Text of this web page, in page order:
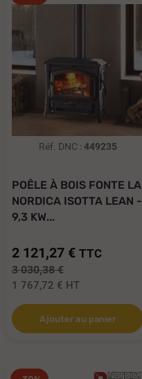
Réf. DNC : 449235
POÊLE À BOIS FONTE LA
NORDICA ISOTTA LEAN -
9,3 KW...
2 121,27 € TTC
3 030,38 €
1 767,72 € HT
Ajouter au panier